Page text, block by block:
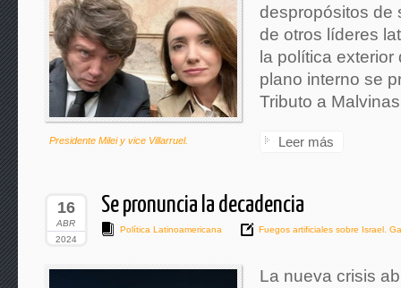
Presidente Milei y vice Villarruel.
despropósitos de
de otros líderes
la política
plano interno se
Tributo a
Leer más
16
ABR
2024
Se pronuncia la decadencia
Política Latinoamericana Fuegos artificiales sobre Israel.
La nueva crisis